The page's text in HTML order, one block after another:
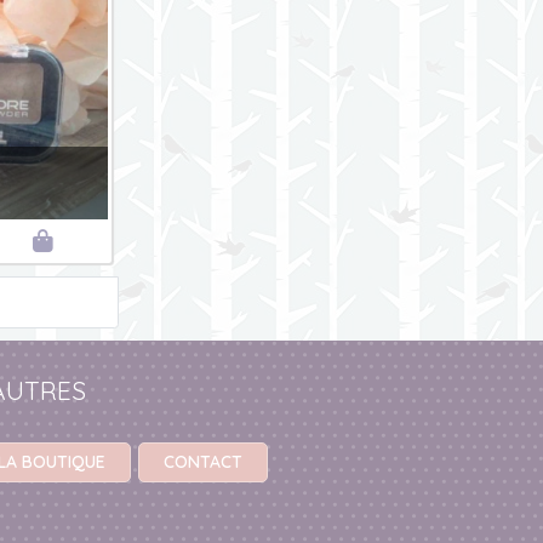

BOUTIQUE CONTACT